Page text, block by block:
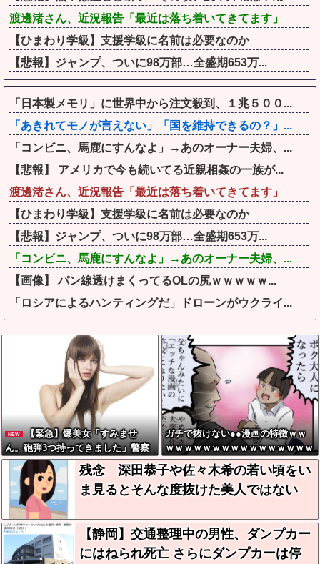
渡邊渚さん、近況報告「最近は落ち着いてきてます」
【ひまわり学級】支援学級に名前は必要なのか
【悲報】ジャンプ、ついに98万部…全盛期653万...
「日本製メモリ」に世界中から注文殺到、１兆５００...
「あきれてモノが言えない」「国を維持できるの？」...
「コンビニ、馬鹿にすんなよ」→あのオーナー夫婦、...
【悲報】 アメリカで今も続いてる近親相姦の一族が...
渡邊渚さん、近況報告「最近は落ち着いてきてます」
【ひまわり学級】支援学級に名前は必要なのか
【悲報】ジャンプ、ついに98万部…全盛期653万...
「コンビニ、馬鹿にすんなよ」→あのオーナー夫婦、...
【画像】 パン線透けまくってるOLの尻ｗｗｗｗｗ...
「ロシアによるハンティングだ」ドローンがウクライ...
NEW
【緊急】爆美女「すみませ
ん。砲弾3つ持ってきました」警察
「！？」自衛隊「！？」→結果w w
w w w w w w
ガチで抜けない●●漫画の特徴ｗｗ
ｗｗｗｗｗｗｗｗｗｗｗｗｗｗｗｗ
ｗｗｗｗ
残念 深田恭子や佐々木希の若い頃をい
ま見るとそんな度抜けた美人ではない
【静岡】交通整理中の男性、ダンプカー
にはねられ死亡 さらにダンプカーは停